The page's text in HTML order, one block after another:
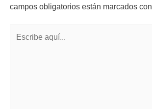
campos obligatorios están marcados con